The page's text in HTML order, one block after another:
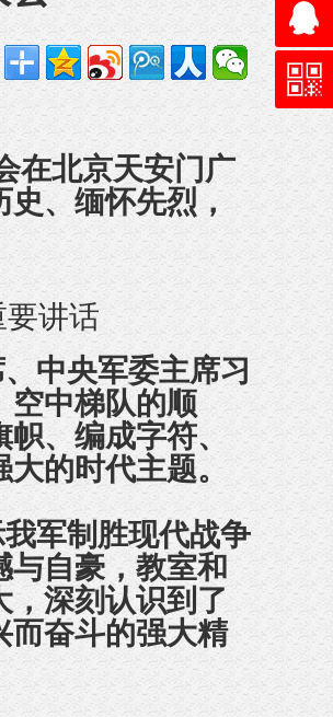
在北京天安门广
、缅怀先烈，
讲话
中央军委主席习
空中梯队的顺
、编成字符、
的时代主题。
军制胜现代战争
自豪， 教室和
，深刻认识到了
而奋斗的强大精